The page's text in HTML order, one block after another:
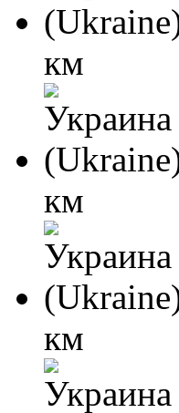
км
км
км